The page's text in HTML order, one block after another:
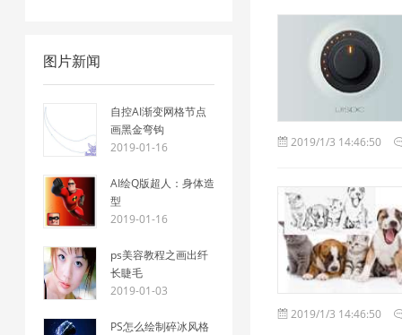
图片新闻
自控AI渐变网格节点
画黑金弯钩
2019-01-16
AI绘Q版超人：身体造
型
2019-01-16
ps美容教程之画出纤
长睫毛
2019-01-03
PS怎么绘制碎冰风格
2019/1/3 14:46:50
2019/1/3 14:46:50